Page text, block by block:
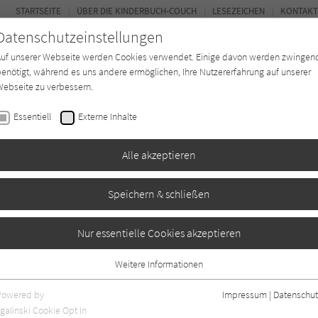
Autor*in Verlage Magazin
STARTSEITE ÜBER DIE KINDERBUCH-COUCH LESEZEICHEN KONTAKT
kommt Mama?
unserer Webseite werden Cookies verwendet. Einige davon werden
während es uns andere ermöglichen, Ihre Nutzererfahrung auf unserer
zu verbessern.
Essentiell Externe Inhalte
Alle akzeptieren
Speichern & schließen
Nur essentielle Cookies akzeptieren
Essentielle Cookies werden für grundlegende Funktionen der Webseite
benötigt. Dadurch ist gewährleistet, dass die Webseite einwandfrei
Weitere Informationen
by
Cookie Opt In
Impressum |